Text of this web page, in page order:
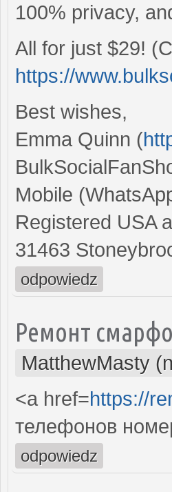
100% privacy,
All for just $29!
https://
Best wishes,
Emma Quinn (
Mobile
Registered USA
31463
odpowiedz
Ремонт
MatthewMasty
<a href=https://
телефонов
odpowiedz